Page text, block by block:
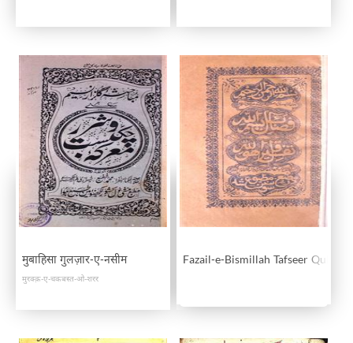
मुबाहिसा गुलज़ार-ए-नसीम
मुरक्क़-ए-चकबस्त-ओ-शरर
Fazail-e-Bismillah Tafseer Qul Hu